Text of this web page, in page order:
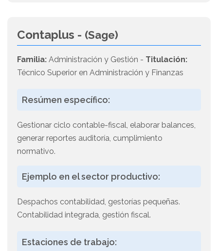
Contaplus - (Sage)
Familia: Administración y Gestión - Titulación:
Técnico Superior en Administración y Finanzas
Resúmen específico:
Gestionar ciclo contable-fiscal, elaborar balances,
generar reportes auditoría, cumplimiento
normativo.
Ejemplo en el sector productivo:
Despachos contabilidad, gestorías pequeñas.
Contabilidad integrada, gestión fiscal.
Estaciones de trabajo: